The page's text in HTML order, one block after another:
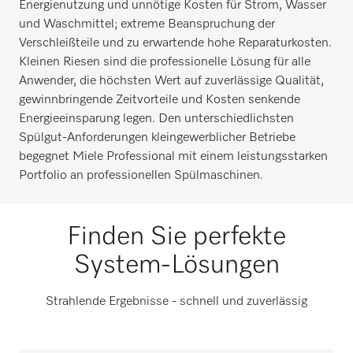
Energienutzung und unnötige Kosten für Strom, Wasser
und Waschmittel; extreme Beanspruchung der
Verschleißteile und zu erwartende hohe Reparaturkosten.
Kleinen Riesen sind die professionelle Lösung für alle
Anwender, die höchsten Wert auf zuverlässige Qualität,
gewinnbringende Zeitvorteile und Kosten senkende
Energieeinsparung legen. Den unterschiedlichsten
Spülgut-Anforderungen kleingewerblicher Betriebe
begegnet Miele Professional mit einem leistungsstarken
Portfolio an professionellen Spülmaschinen.
Finden Sie perfekte
System-Lösungen
Strahlende Ergebnisse - schnell und zuverlässig